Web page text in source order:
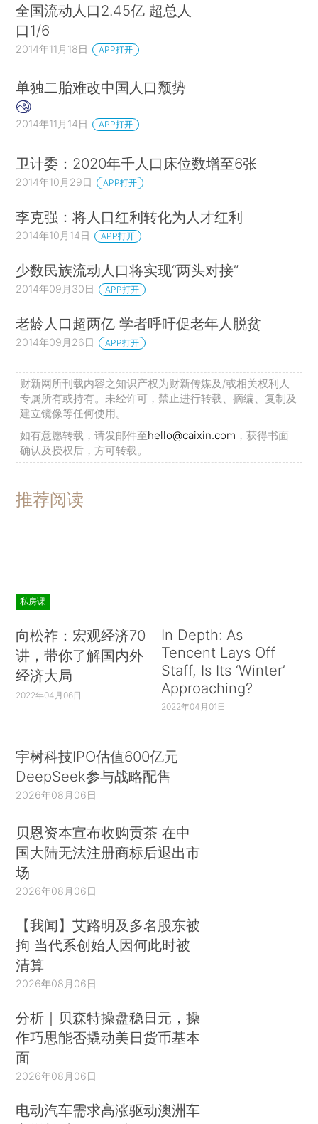
全国流动人口2.45亿 超总人
口1/6
2014年11月18日 APP打开
单独二胎难改中国人口颓势
2014年11月14日 APP打开
卫计委：2020年千人口床位数增至6张
2014年10月29日 APP打开
李克强：将人口红利转化为人才红利
2014年10月14日 APP打开
少数民族流动人口将实现“两头对接”
2014年09月30日 APP打开
老龄人口超两亿 学者呼吁促老年人脱贫
2014年09月26日 APP打开
财新网所刊载内容之知识产权为财新传媒及/或相关权利人
专属所有或持有。未经许可，禁止进行转载、摘编、复制及
建立镜像等任何使用。
如有意愿转载，请发邮件至hello@caixin.com ，获得书面
确认及授权后，方可转载。
推荐阅读
私房课
向松祚：宏观经济70
讲，带你了解国内外
经济大局
2022年04月06日
In Depth: As
Tencent Lays Off
Staff, Is Its ‘Winter’
Approaching?
2022年04月01日
宇树科技IPO估值600亿元
DeepSeek参与战略配售
2026年08月06日
贝恩资本宣布收购贡茶 在中
国大陆无法注册商标后退出市
场
2026年08月06日
【我闻】艾路明及多名股东被
拘 当代系创始人因何此时被
清算
2026年08月06日
分析｜贝森特操盘稳日元，操
作巧思能否撬动美日货币基本
面
2026年08月06日
电动汽车需求高涨驱动澳洲车